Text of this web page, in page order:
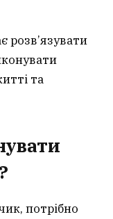
розв’язувати
та
потрібно